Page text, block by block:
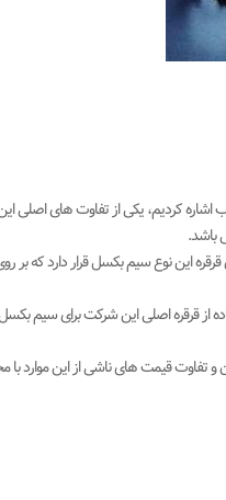
کردیم، یکی از تفاوت های
باشد.
این نوع سیم بکسل قرار دارد که
از قرقره اصلی این شرکت برای سیم
قیمت های ناشی از این موارد با